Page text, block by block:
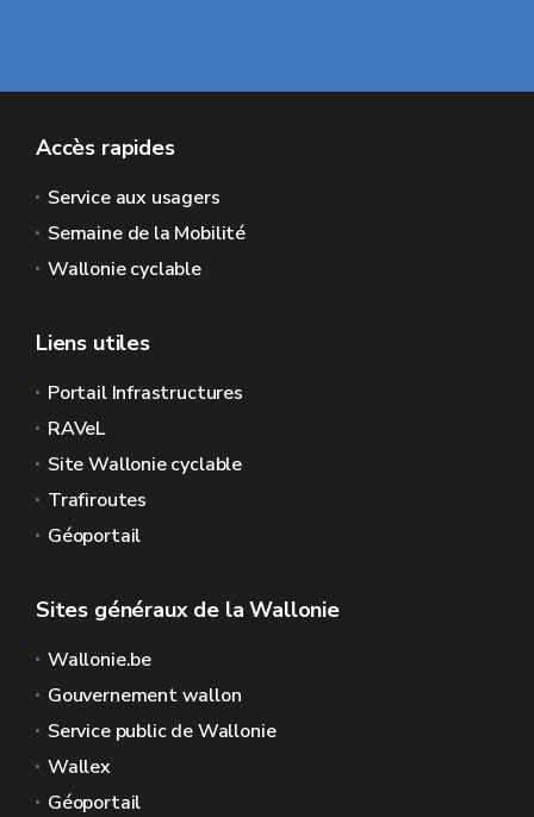
Accès rapides
Service aux usagers
Semaine de la Mobilité
Wallonie cyclable
Liens utiles
Portail Infrastructures
RAVeL
Site Wallonie cyclable
Trafiroutes
Géoportail
Sites généraux de la Wallonie
Wallonie.be
Gouvernement wallon
Service public de Wallonie
Wallex
Géoportail